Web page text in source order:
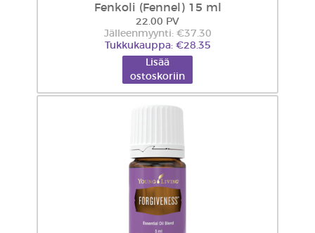
Fenkoli (Fennel) 15 ml
22.00 PV
Jälleenmyynti: €37.30
Tukkukauppa: €28.35
Lisää
ostoskoriin